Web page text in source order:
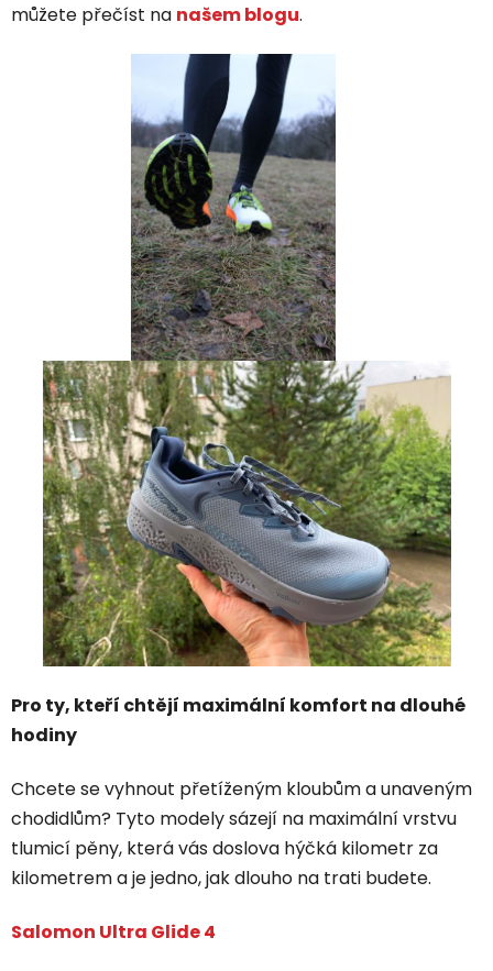
můžete přečíst na našem blogu.
Pro ty, kteří chtějí maximální komfort na dlouhé
hodiny
Chcete se vyhnout přetíženým kloubům a unaveným
chodidlům? Tyto modely sázejí na maximální vrstvu
tlumicí pěny, která vás doslova hýčká kilometr za
kilometrem a je jedno, jak dlouho na trati budete.
Salomon Ultra Glide 4